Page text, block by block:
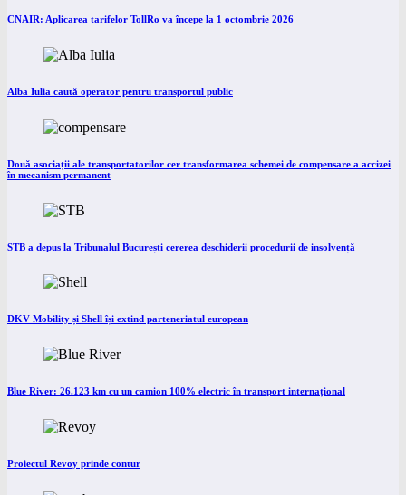
CNAIR: Aplicarea tarifelor TollRo va începe la 1 octombrie 2026
Alba Iulia caută operator pentru transportul public
Două asociații ale transportatorilor cer transformarea schemei de compensare a accizei
în mecanism permanent
STB a depus la Tribunalul București cererea deschiderii procedurii de insolvență
DKV Mobility și Shell își extind parteneriatul european
Blue River: 26.123 km cu un camion 100% electric în transport internațional
Proiectul Revoy prinde contur